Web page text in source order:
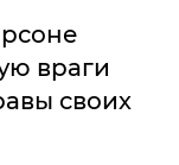
враги
своих